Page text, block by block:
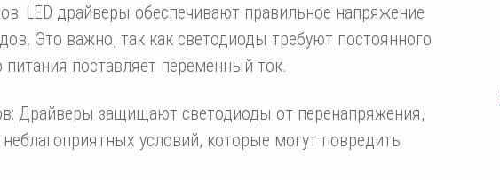
LED драйверы обеспечивают правильное напряжение
Это важно, так как светодиоды требуют постоянного
питания поставляет переменный ток.
Драйверы защищают светодиоды от перенапряжения,
неблагоприятных условий, которые могут повредить